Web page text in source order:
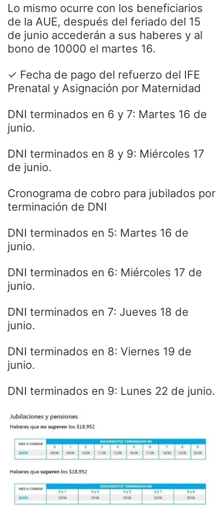
Lo mismo ocurre con los beneficiarios
de la AUE, después del feriado del 15
de junio accederán a sus haberes y al
bono de 10000 el martes 16.
✓ Fecha de pago del refuerzo del IFE
Prenatal y Asignación por Maternidad
DNI terminados en 6 y 7: Martes 16 de
junio.
DNI terminados en 8 y 9: Miércoles 17
de junio.
Cronograma de cobro para jubilados por
terminación de DNI
DNI terminados en 5: Martes 16 de
junio.
DNI terminados en 6: Miércoles 17 de
junio.
DNI terminados en 7: Jueves 18 de
junio.
DNI terminados en 8: Viernes 19 de
junio.
DNI terminados en 9: Lunes 22 de junio.